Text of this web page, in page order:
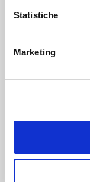
Statistiche
Marketing